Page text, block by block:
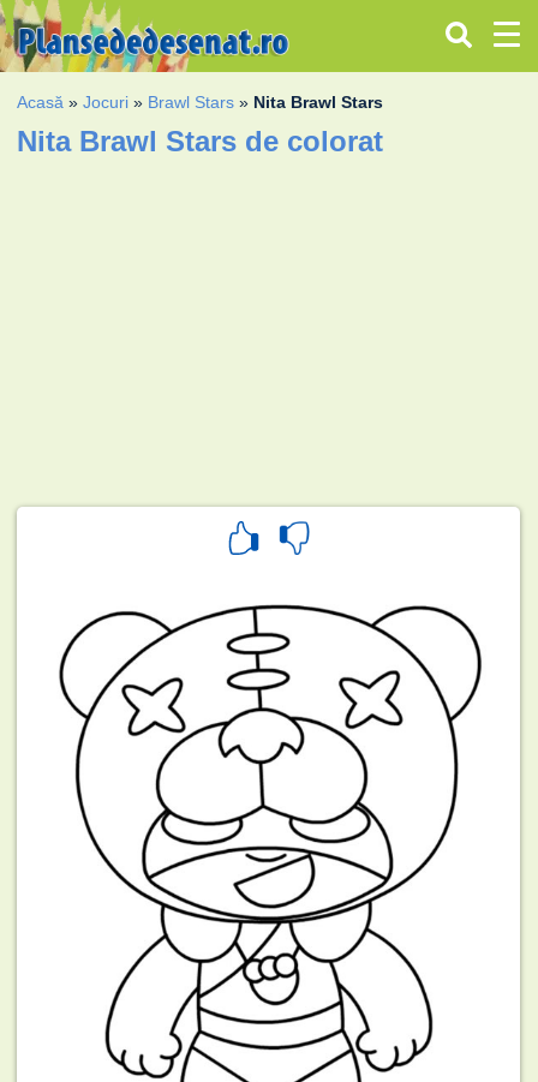
Acasă »Jocuri » Brawl Stars » Nita Brawl Stars
Nita Brawl Stars de colorat